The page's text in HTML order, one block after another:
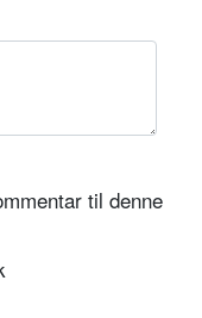
til denne